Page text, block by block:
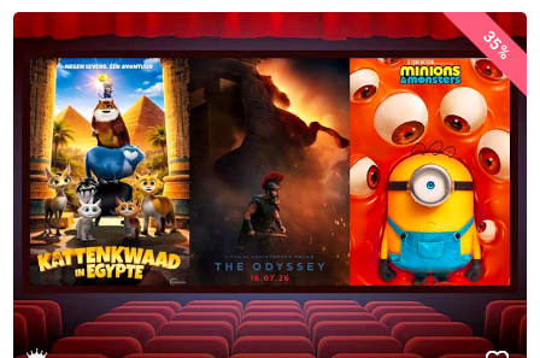
35%